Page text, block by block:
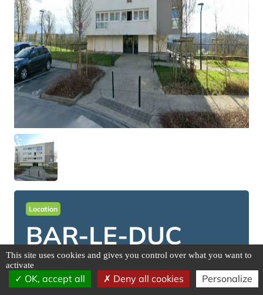
BAR-LE-DUC
Location
Adresse : 02 ALL DES VOSGES, 55000
This site uses cookies and gives you control over what you want to
activate
OK, accept all Deny all cookies Personalize